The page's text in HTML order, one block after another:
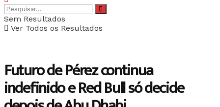
Sem Resultados
Ver Todos os Resultados
Futuro de Pérez continua
indefinido e Red Bull só decide